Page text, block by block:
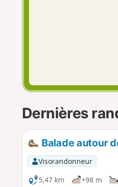
Dernières
Balade autour
Visorandonneur
5,47 km
+98 m